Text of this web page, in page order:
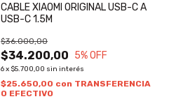
CABLE XIAOMI ORIGINAL USB-C A
USB-C 1.5M
$34.200,00
$36.000,00
5% OFF
6x $5.700,00 sin interés
$25.650,00 con TRANSFERENCIA
O EFECTIVO